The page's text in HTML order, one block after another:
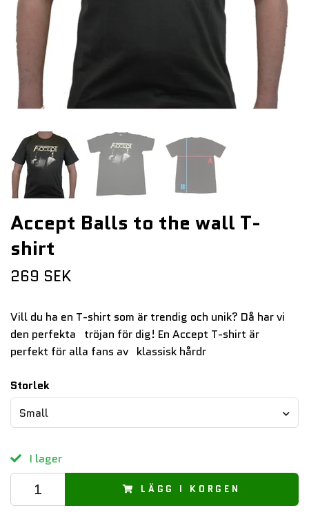
Accept Balls to the wall T-
shirt
269 SEK
Vill du ha en T-shirt som är trendig och unik? Då har vi
den perfekta tröjan för dig! En Accept T-shirt är
perfekt för alla fans av klassisk hårdr
Storlek
Small
I lager
LÄGG I KORGEN